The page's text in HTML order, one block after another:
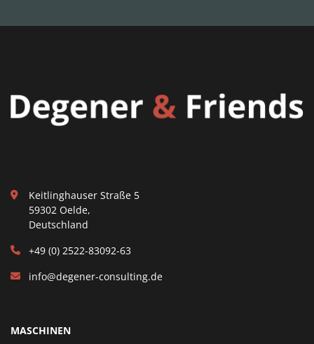
Keitlinghauser Straße 5
59302 Oelde,
Deutschland
+49 (0) 2522-83092-63
info@degener-consulting.de
MASCHINEN